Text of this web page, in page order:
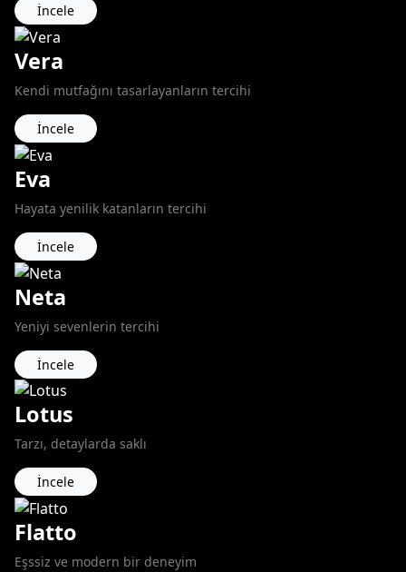
İncele
Vera
Kendi mutfağını tasarlayanların tercihi
İncele
Eva
Hayata yenilik katanların tercihi
İncele
Neta
Yeniyi sevenlerin tercihi
İncele
Lotus
Tarzı, detaylarda saklı
İncele
Flatto
Eşssiz ve modern bir deneyim